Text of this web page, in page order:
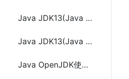
Java JDK13(Java 13) Text Blocks(文本块)使用及示例代码
Java JDK13(Java 13) switch新特性语法使用及示例代码
Java OpenJDK使用jlink生成创建JRE Runtime